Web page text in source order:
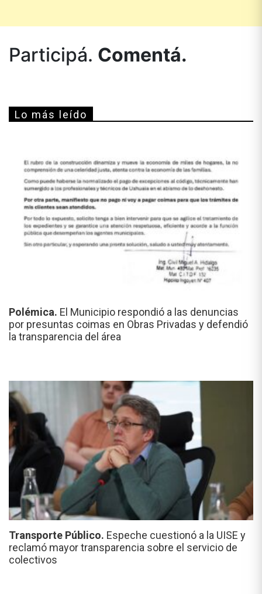
Participá. Comentá.
Lo más leído
Polémica. El Municipio respondió a las denuncias
por presuntas coimas en Obras Privadas y defendió
la transparencia del área
Transporte Público. Espeche cuestionó a la UISE y
reclamó mayor transparencia sobre el servicio de
colectivos